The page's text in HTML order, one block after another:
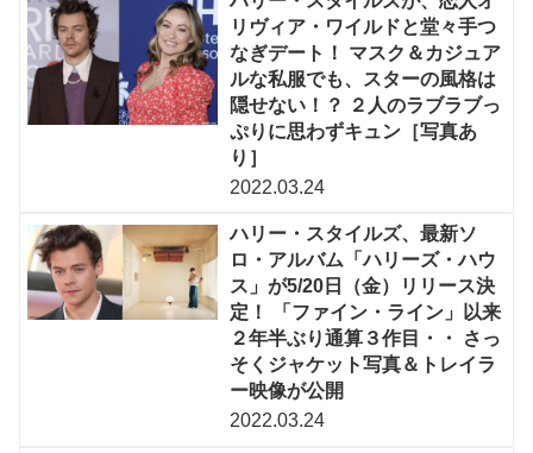
リヴィア・ワイルドと堂々手つ
なぎデート！ マスク＆カジュア
ルな私服でも、スターの風格は
隠せない！？ ２人のラブラブっ
ぷりに思わずキュン［写真あ
り］
2022.03.24
ハリー・スタイルズ、最新ソ
ロ・アルバム「ハリーズ・ハウ
ス」が5/20日（金）リリース決
定！ 「ファイン・ライン」以来
２年半ぶり通算３作目・・ さっ
そくジャケット写真＆トレイラ
ー映像が公開
2022.03.24